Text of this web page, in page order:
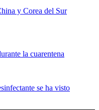
y Corea del Sur
la cuarentena
se ha visto